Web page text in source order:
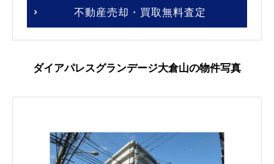
不動産売却・買取無料査定
ダイアパレスグランデージ大倉山の物件写真